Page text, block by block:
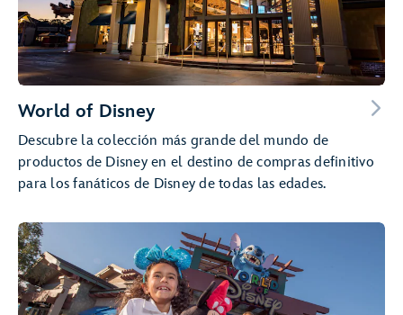
World of Disney
Descubre la colección más grande del mundo de
productos de Disney en el destino de compras definitivo
para los fanáticos de Disney de todas las edades.